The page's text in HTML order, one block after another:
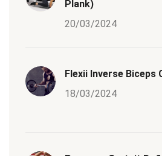
Plank)
20/03/2024
Flexii Inverse Biceps
18/03/2024